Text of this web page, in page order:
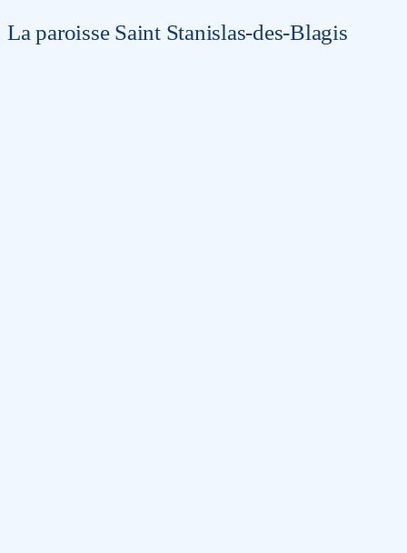
La paroisse Saint Stanislas-des-Blagis